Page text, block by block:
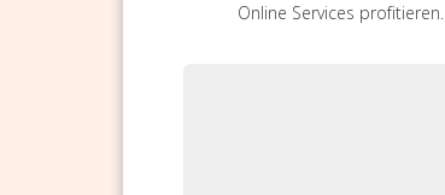
Online Services profitieren.